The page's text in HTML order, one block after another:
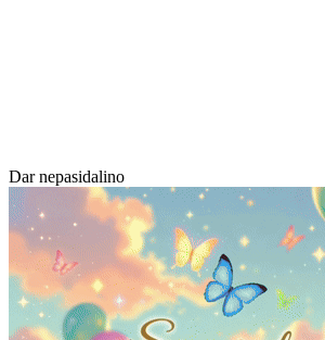
Dar nepasidalino